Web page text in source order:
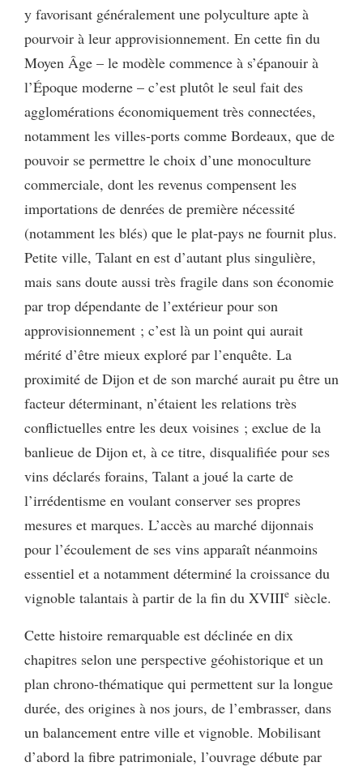
y favorisant généralement une polyculture apte à
pourvoir à leur approvisionnement. En cette fin du
Moyen Âge – le modèle commence à s’épanouir à
l’Époque moderne – c’est plutôt le seul fait des
agglomérations économiquement très connectées,
notamment les villes-ports comme Bordeaux, que de
pouvoir se permettre le choix d’une monoculture
commerciale, dont les revenus compensent les
importations de denrées de première nécessité
(notamment les blés) que le plat-pays ne fournit plus.
Petite ville, Talant en est d’autant plus singulière,
mais sans doute aussi très fragile dans son économie
par trop dépendante de l’extérieur pour son
approvisionnement ; c’est là un point qui aurait
mérité d’être mieux exploré par l’enquête. La
proximité de Dijon et de son marché aurait pu être un
facteur déterminant, n’étaient les relations très
conflictuelles entre les deux voisines ; exclue de la
banlieue de Dijon et, à ce titre, disqualifiée pour ses
vins déclarés forains, Talant a joué la carte de
l’irrédentisme en voulant conserver ses propres
mesures et marques. L’accès au marché dijonnais
pour l’écoulement de ses vins apparaît néanmoins
essentiel et a notamment déterminé la croissance du
vignoble talantais à partir de la fin du XVIIIe siècle.
Cette histoire remarquable est déclinée en dix
chapitres selon une perspective géohistorique et un
plan chrono-thématique qui permettent sur la longue
durée, des origines à nos jours, de l’embrasser, dans
un balancement entre ville et vignoble. Mobilisant
d’abord la fibre patrimoniale, l’ouvrage débute par